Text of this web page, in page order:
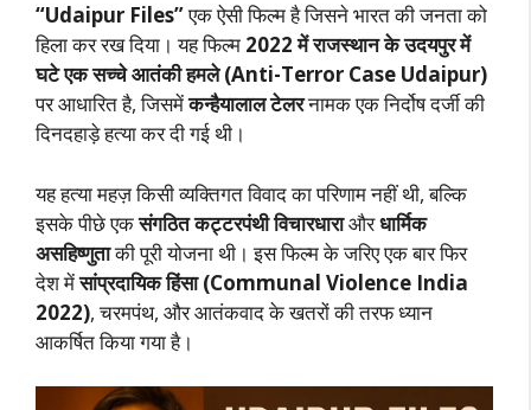
“Udaipur Files”एक ऐसी फिल्म है जिसने भारत की जनता को
हिला कर रख दिया। यह फिल्म 2022 में राजस्थान के उदयपुर में
घटे एक सच्चे आतंकी हमले (Anti-Terror Case Udaipur)
पर आधारित है, जिसमेंकन्हैयालाल टेलरनामक एक निर्दोष दर्जी की
दिनदहाड़े हत्या कर दी गई थी।
यह हत्या महज़ किसी व्यक्तिगत विवाद का परिणाम नहीं थी, बल्कि
इसके पीछे एकसंगठित कट्टरपंथी विचारधाराऔरधार्मिक
असहिष्णुताकी पूरी योजना थी। इस फिल्म के जरिए एक बार फिर
देश मेंसांप्रदायिक हिंसा (Communal Violence India
2022), चरमपंथ, और आतंकवाद के खतरों की तरफ ध्यान
आकर्षित किया गया है।